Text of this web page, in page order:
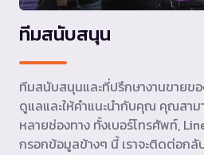
ทีมสนับสนุน
ทีมสนับสนุนและที่ปรึกษางานขายขอ
ดูแลและให้คำแนะนำกับคุณ คุณสาม
หลายช่องทาง ทั้งเบอร์โทรศัพท์,
กรอกข้อมูลข้างๆ นี้ เราจะติดต่อก